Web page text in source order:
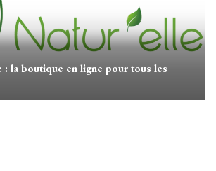
: la boutique en ligne pour tous les